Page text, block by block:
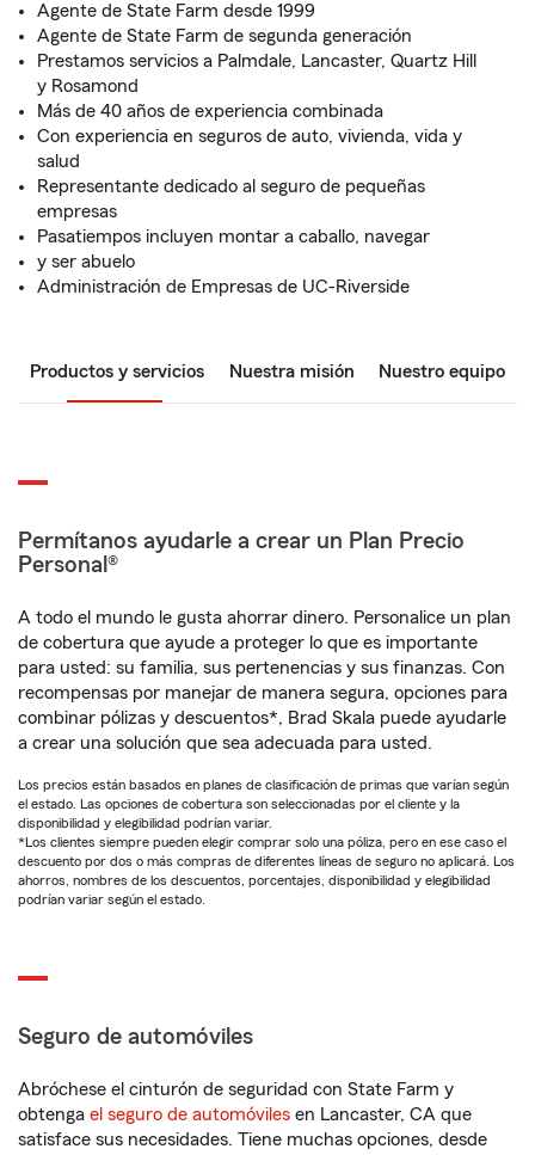
Agente de State Farm desde 1999
Agente de State Farm de segunda generación
Prestamos servicios a Palmdale, Lancaster, Quartz Hill
y Rosamond
Más de 40 años de experiencia combinada
Con experiencia en seguros de auto, vivienda, vida y
salud
Representante dedicado al seguro de pequeñas
empresas
Pasatiempos incluyen montar a caballo, navegar
y ser abuelo
Administración de Empresas de UC-Riverside
Productos y servicios Nuestra misión Nuestro equipo
Permítanos ayudarle a crear un Plan Precio
Personal®
A todo el mundo le gusta ahorrar dinero. Personalice un plan
de cobertura que ayude a proteger lo que es importante
para usted: su familia, sus pertenencias y sus finanzas. Con
recompensas por manejar de manera segura, opciones para
combinar pólizas y descuentos*, Brad Skala puede ayudarle
a crear una solución que sea adecuada para usted.
Los precios están basados en planes de clasificación de primas que varían según
el estado. Las opciones de cobertura son seleccionadas por el cliente y la
disponibilidad y elegibilidad podrían variar.
*Los clientes siempre pueden elegir comprar solo una póliza, pero en ese caso el
descuento por dos o más compras de diferentes líneas de seguro no aplicará. Los
ahorros, nombres de los descuentos, porcentajes, disponibilidad y elegibilidad
podrían variar según el estado.
Seguro de automóviles
Abróchese el cinturón de seguridad con State Farm y
obtenga el seguro de automóviles en Lancaster, CA que
satisface sus necesidades. Tiene muchas opciones, desde